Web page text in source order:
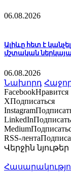
06.08.2026
Ալիևը հետ է
մշտական
06.08.2026
Նախորդ
FacebookНравится
XПодписаться
Instagram
LinkedIn
Medium
RSS-лента
Վերջին նյութեր